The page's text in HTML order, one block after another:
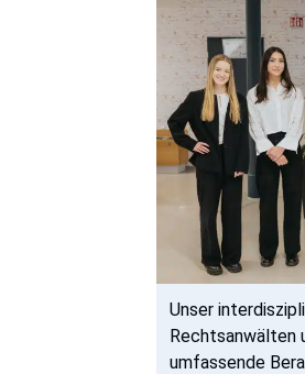
Unser
Rechtsanwälten
umfassende